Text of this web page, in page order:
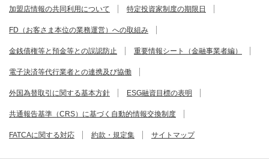
加盟店情報の共同利用について 特定投資家制度の期限日
FD（お客さま本位の業務運営）への取組み
金銭債権等と預金等との誤認防止 重要情報シート（金融事業者編）
電子決済等代行業者との連携及び協働
外国為替取引に関する基本方針 ESG融資目標の表明
共通報告基準（CRS）に基づく自動的情報交換制度
FATCAに関する対応 約款・規定集 サイトマップ